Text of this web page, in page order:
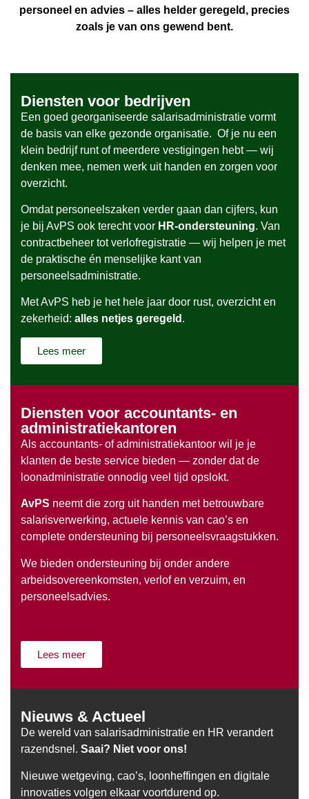
personeel en advies – alles helder geregeld, precies
zoals je van ons gewend bent.
Diensten voor bedrijven
Een goed georganiseerde salarisadministratie vormt
de basis van elke gezonde organisatie. Of je nu een
klein bedrijf runt of meerdere vestigingen hebt — wij
denken mee, nemen werk uit handen en zorgen voor
overzicht.
Omdat personeelszaken verder gaan dan cijfers, kun
je bij AvPS ook terecht voor HR-ondersteuning. Van
contractbeheer tot verlofregistratie — wij helpen je met
de praktische én menselijke kant van
personeelsadministratie.
Met AvPS heb je het hele jaar door rust, overzicht en
zekerheid: alles netjes geregeld .
Lees meer
Diensten voor accountants- en
administratiekantoren
Als accountants- of administratiekantoor wil je je
klanten de beste service bieden — zonder dat de
loonadministratie onnodig veel tijd opslokt.
AvPS neemt die zorg uit handen met betrouwbare
salarisverwerking, actuele kennis van cao’s en
complete ondersteuning bij personeelsvraagstukken.
We bieden ondersteuning bij onder andere
arbeidsovereenkomsten, verlof en verzuim, en
personeelsadvies.
Lees meer
Nieuws & Actueel
De wereld van salarisadministratie en HR verandert
razendsnel. Saai? Niet voor ons!
Nieuwe wetgeving, cao’s, loonheffingen en digitale
innovaties volgen elkaar voortdurend op.